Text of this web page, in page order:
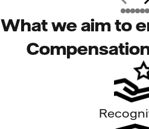
What we aim to